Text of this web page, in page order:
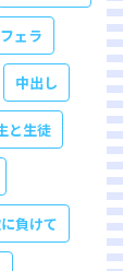
フェラ
中出し
と生徒
負けて